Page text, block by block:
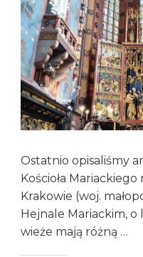
Ostatnio opisaliśmy
Kościoła
Krakowie (woj.
Hejnale Mariackim,
wieże mają różną …